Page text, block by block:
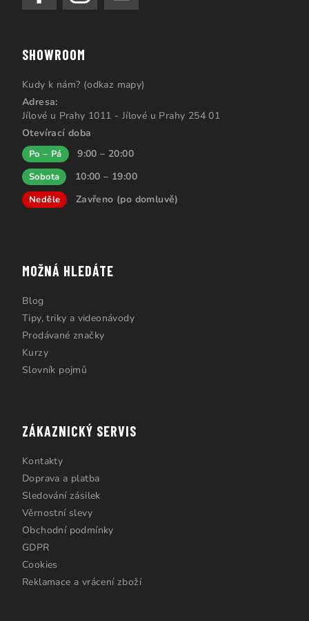
SHOWROOM
Kudy k nám? (odkaz mapy)
Adresa:
Jílové u Prahy 1011 - Jílové u Prahy 254 01
Otevírací doba
Po – Pá 9:00 – 20:00
Sobota 10:00 – 19:00
Neděle Zavřeno (po domluvě)
MOŽNÁ HLEDÁTE
Blog
Tipy, triky a videonávody
Prodávané značky
Kurzy
Slovník pojmů
ZÁKAZNICKÝ SERVIS
Kontakty
Doprava a platba
Sledování zásilek
Věrnostní slevy
Obchodní podmínky
GDPR
Cookies
Reklamace a vrácení zboží